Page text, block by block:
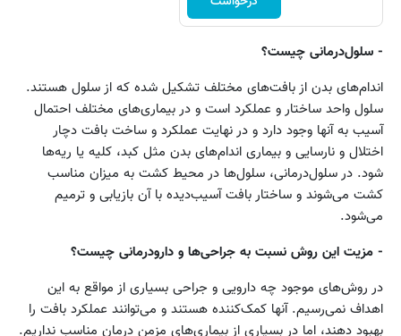
- سلول‌درمانی چیست؟
اندام‌های بدن از بافت‌های مختلف تشکیل شده که از سلول هستند.
سلول واحد ساختار و عملکرد است و در بیماری‌های مختلف احتمال
آسیب به آنها وجود دارد و در نهایت عملکرد و ساخت بافت دچار
اختلال و نارسایی و بیماری اندام‌های بدن مثل کبد، کلیه یا ریه‌ها
شود. در سلول‌درمانی، سلول‌ها در محیط کشت به میزان مناسب
کشت می‌شوند و ساختار بافت آسیب‌دیده با آن بازیابی و ترمیم
می‌شود.
- مزیت این روش نسبت به جراحی‌ها و دارودرمانی چیست؟
در روش‌های موجود چه دارویی و جراحی بسیاری از مواقع به این
اهداف نمی‌رسیم. آنها کمک‌کننده هستند و می‌توانند عملکرد بافت را
بهبود دهند، اما در بسیاری از بیماری‌های مزمن درمان مناسب نداریم.